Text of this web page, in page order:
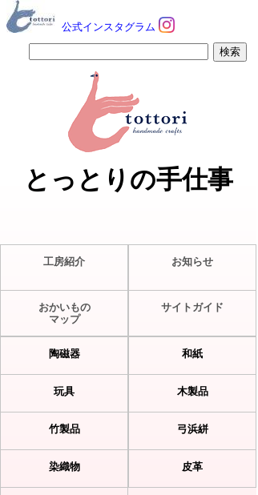
公式インスタグラム
とっとりの手仕事
工房紹介 お知らせ
おかいもの
マップ
サイトガイド
陶磁器 和紙
玩具 木製品
竹製品 弓浜絣
染織物 皮革